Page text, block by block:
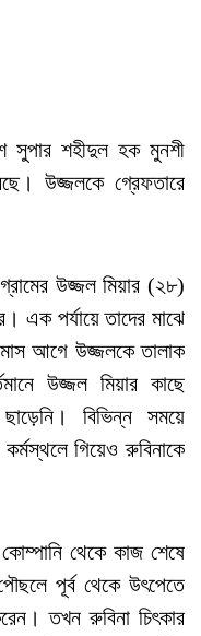
সুপার শহীদুল হক মুনশী
উজ্জলকে গ্রেফতারে
উজ্জল মিয়ার (২৮)
এক পর্যায়ে তাদের মাঝে
মাস আগে উজ্জলকে তালাক
উজ্জল মিয়ার কাছে
বিভিন্ন সময়ে
গিয়েও রুবিনাকে
থেকে কাজ শেষে
পূর্ব থেকে উৎপেতে
তখন রুবিনা চিৎকার